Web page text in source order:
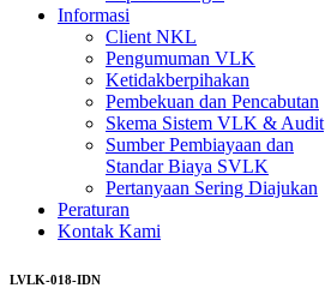
Informasi
Client NKL
Pengumuman VLK
Ketidakberpihakan
Pembekuan dan Pencabutan
Skema Sistem VLK & Audit
Sumber Pembiayaan dan
Standar Biaya SVLK
Pertanyaan Sering Diajukan
Peraturan
Kontak Kami
LVLK-018-IDN